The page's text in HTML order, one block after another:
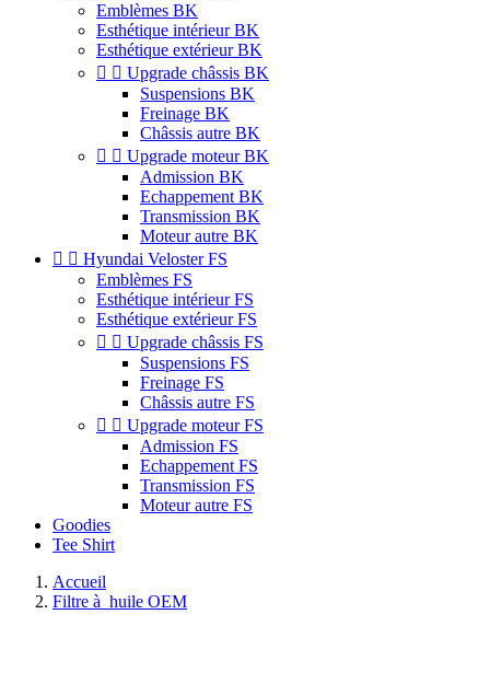
Emblèmes BK
Esthétique intérieur BK
Esthétique extérieur BK
  Upgrade châssis BK
Suspensions BK
Freinage BK
Châssis autre BK
  Upgrade moteur BK
Admission BK
Echappement BK
Transmission BK
Moteur autre BK
  Hyundai Veloster FS
Emblèmes FS
Esthétique intérieur FS
Esthétique extérieur FS
  Upgrade châssis FS
Suspensions FS
Freinage FS
Châssis autre FS
  Upgrade moteur FS
Admission FS
Echappement FS
Transmission FS
Moteur autre FS
Goodies
Tee Shirt
Accueil
Filtre à huile OEM